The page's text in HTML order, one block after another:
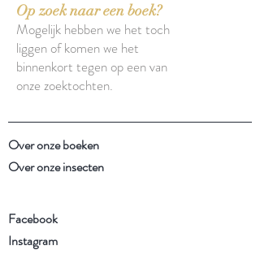
Op zoek naar een boek?
Mogelijk hebben we het toch
liggen of komen we het
binnenkort tegen op een van
onze zoektochten.
Over onze boeken
Over onze insecten
Facebook
Instagram